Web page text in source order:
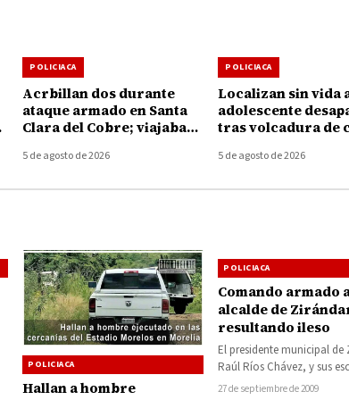
POLICIACA
Acrbillan dos durante
ataque armado en Santa
Clara del Cobre; viajaban
placas de Texas
5 de agosto de 2026
POLICIACA
Localizan sin vida
adolescente
tras volcadura de
5 de agosto de 2026
POLICIACA
Hallan a hombre
POLICIACA
Comando armado
alcalde de
resultando ileso
El presidente municipal
Raúl Ríos Chávez, y sus
fueron atacados este
27 de septiembre de 2009